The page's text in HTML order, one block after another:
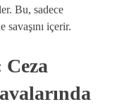
Bu, sadece
içerir.
Ceza